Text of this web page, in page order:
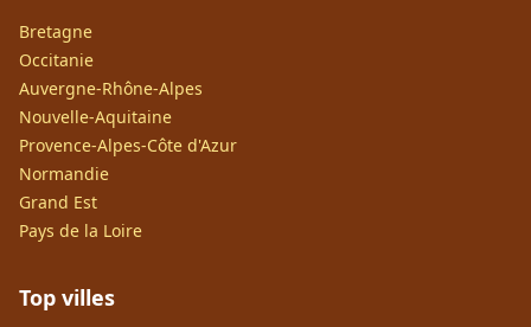
Bretagne
Occitanie
Auvergne-Rhône-Alpes
Nouvelle-Aquitaine
Provence-Alpes-Côte d'Azur
Normandie
Grand Est
Pays de la Loire
Top villes